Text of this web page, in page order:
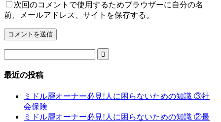
次回のコメントで使用するためブラウザーに自分の名
前、メールアドレス、サイトを保存する。

最近の投稿
ミドル層オーナー必見!人に困らないための知識 ③社
会保険
ミドル層オーナー必見!人に困らないための知識 ②最